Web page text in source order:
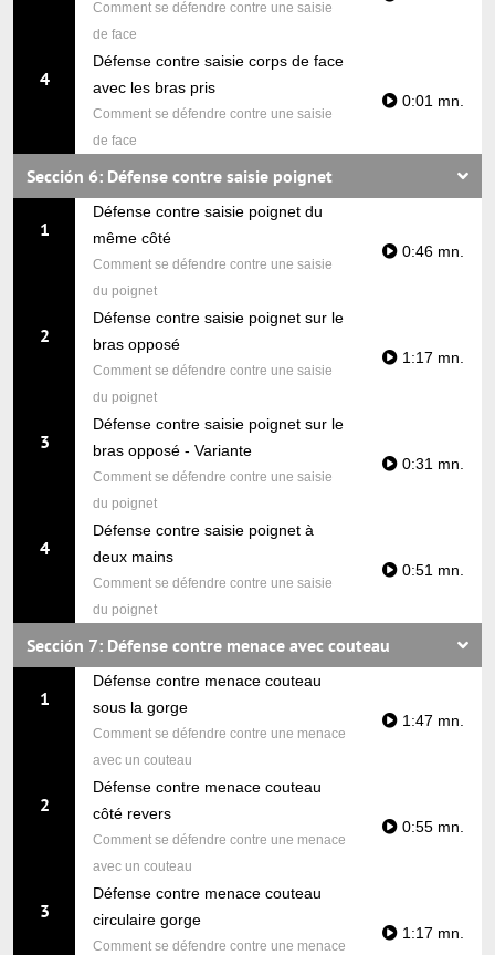
Comment se défendre contre une saisie
de face
4
Défense contre saisie corps de face
avec les bras pris
Comment se défendre contre une saisie
de face
0:01 mn.
Sección 6: Défense contre saisie poignet
1
Défense contre saisie poignet du
même côté
Comment se défendre contre une saisie
du poignet
0:46 mn.
2
Défense contre saisie poignet sur le
bras opposé
Comment se défendre contre une saisie
du poignet
1:17 mn.
3
Défense contre saisie poignet sur le
bras opposé - Variante
Comment se défendre contre une saisie
du poignet
0:31 mn.
4
Défense contre saisie poignet à
deux mains
Comment se défendre contre une saisie
du poignet
0:51 mn.
Sección 7: Défense contre menace avec couteau
1
Défense contre menace couteau
sous la gorge
Comment se défendre contre une menace
avec un couteau
1:47 mn.
2
Défense contre menace couteau
côté revers
Comment se défendre contre une menace
avec un couteau
0:55 mn.
3
Défense contre menace couteau
circulaire gorge
Comment se défendre contre une menace
1:17 mn.